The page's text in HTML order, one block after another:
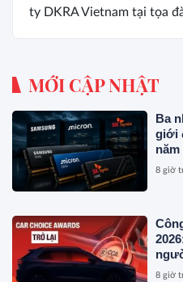
ty DKRA Vietnam tại tọa
MỚI CẬP NHẬT
Ba
giới
năm
8 giờ
Việt
8 giờ